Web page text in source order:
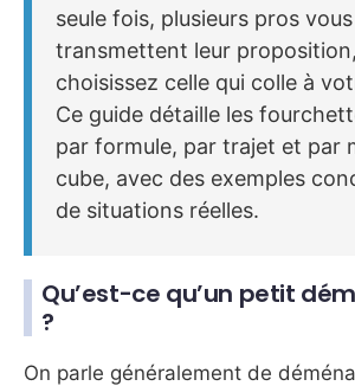
seule fois, plusieurs pros vous
transmettent leur
choisissez celle qui colle à
Ce guide détaille les
par formule, par trajet et par
cube, avec des exemples
de situations réelles.
Qu’est-ce qu’un petit
?
On parle généralement de